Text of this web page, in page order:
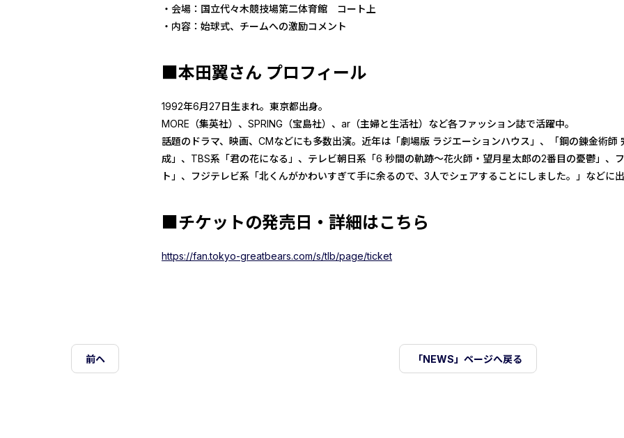
・会場：国立代々木競技場第二体育館 コート上
・内容：始球式、チームへの激励コメント
■本田翼さん プロフィール
1992年6月27日生まれ。東京都出身。
MORE（集英社）、SPRING（宝島社）、ar（主婦と生活社）など各ファッション誌で活躍中。
話題のドラマ、映画、CMなどにも多数出演。近年は「劇場版 ラジエーションハウス」、「鋼の錬金術師
成」、TBS系「君の花になる」、テレビ朝日系「6 秒間の軌跡～花火師・望月星太郎の2番目の憂鬱」、
ト」、フジテレビ系「北くんがかわいすぎて手に余るので、3人でシェアすることにしました。」などに
■チケットの発売日・詳細はこちら
https://fan.tokyo-greatbears.com/s/tlb/page/ticket
前ヘ 「NEWS」ページへ戻る